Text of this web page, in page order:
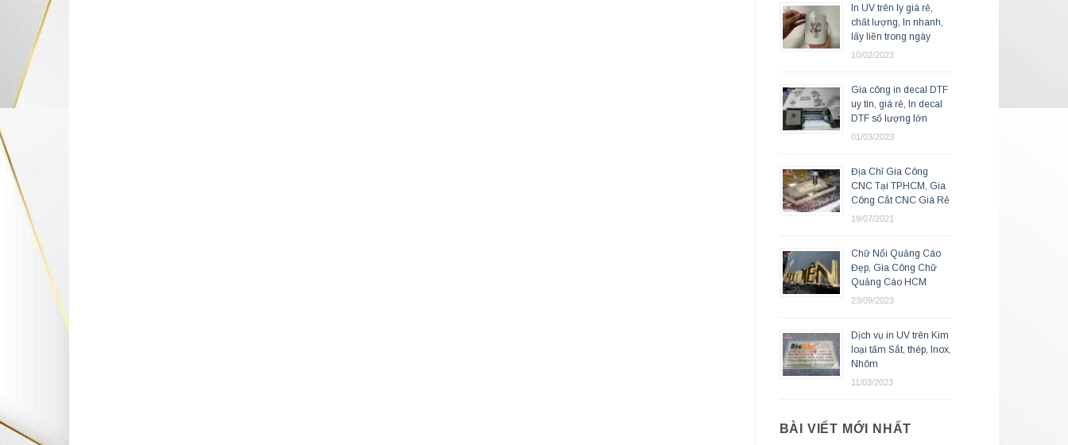
In UV trên ly giá rẻ,
chất lượng, In nhanh,
lấy liền trong ngày
10/02/2023
Gia công in decal DTF
uy tín, giá rẻ, In decal
DTF số lượng lớn
01/03/2023
Địa Chỉ Gia Công
CNC Tại TPHCM, Gia
Công Cắt CNC Giá Rẻ
19/07/2021
Chữ Nổi Quảng Cáo
Đẹp, Gia Công Chữ
Quảng Cáo HCM
23/09/2023
Dịch vụ in UV trên Kim
loại tấm Sắt, thép, Inox,
Nhôm
11/03/2023
BÀI VIẾT MỚI NHẤT